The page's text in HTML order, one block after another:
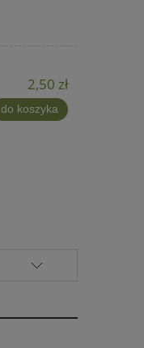
2,50 zł
do koszyka